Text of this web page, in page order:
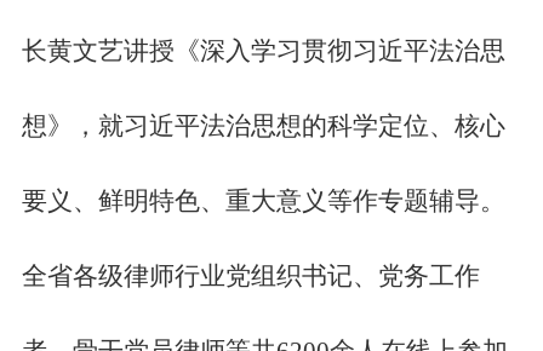
长黄文艺讲授《深入学习贯彻习近平法治思
想》，就习近平法治思想的科学定位、核心
要义、鲜明特色、重大意义等作专题辅导。
全省各级律师行业党组织书记、党务工作